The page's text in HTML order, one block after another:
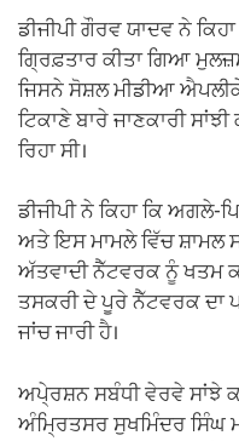
ਡੀਜੀਪੀ ਗੌਰਵ ਯਾਦਵ ਨੇ
ਗ੍ਰਿਫ਼ਤਾਰ ਕੀਤਾ ਗਿਆ
ਜਿਸਨੇ ਸੋਸ਼ਲ ਮੀਡੀਆ
ਟਿਕਾਣੇ ਬਾਰੇ ਜਾਣਕਾਰੀ
ਰਿਹਾ ਸੀ।
ਡੀਜੀਪੀ ਨੇ ਕਿਹਾ ਕਿ ਅਗਲੇ-
ਅਤੇ ਇਸ ਮਾਮਲੇ ਵਿੱਚ ਸ਼ਾਮਲ
ਅੱਤਵਾਦੀ ਨੈੱਟਵਰਕ ਨੂੰ ਖਤਮ
ਤਸਕਰੀ ਦੇ ਪੂਰੇ ਨੈੱਟਵਰਕ
ਜਾਂਚ ਜਾਰੀ ਹੈ।
ਅਪੇ੍ਰਸ਼ਨ ਸਬੰਧੀ ਵੇਰਵੇ
ਅੰਮ੍ਰਿਤਸਰ ਸੁਖਮਿੰਦਰ ਸਿੰਘ